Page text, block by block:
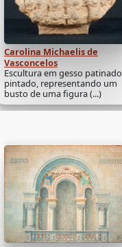
Carolina Michaelis de
Vasconcelos
Escultura em gesso patinado
pintado, representando um
busto de uma figura (...)